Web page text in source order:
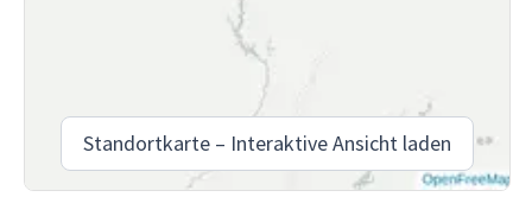
Standortkarte – Interaktive Ansicht laden